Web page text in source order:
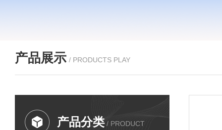
产品展示 / PRODUCTS PLAY
产品分类 / PRODUCT